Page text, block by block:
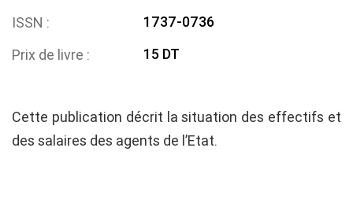
ISSN
1737-0736
Prix de livre
15 DT
Cette publication décrit la situation des effectifs et
des salaires des agents de l’Etat.